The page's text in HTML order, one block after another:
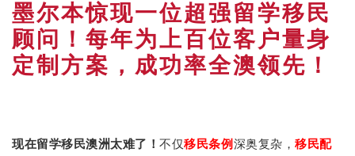
墨尔本惊现一位超强留学移民
顾问！每年为上百位客户量身
定制方案，成功率全澳领先！
现在留学移民澳洲太难了！不仅移民条例深奥复杂，移民配